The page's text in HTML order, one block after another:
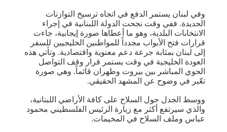
وفي لبنان يستمر الدفع في اتجاه ترسيخ التوازنات
الجديدة. ففي وقت نجحت الدولة اللبنانية في إجراء
الانتخابات البلدية، وهو ما أعطاها صورة إيجابية، جاءت
قرارات فتح الأبواب مجدداً للمواطنين الخليجيين للسفر
إلى لبنان بمثابة جرعة دعم معنوية واقتصادية. وتأتي هذه
العودة الخليجية في وقت يستمر قرار وقف التواصل
الجوي المباشر بين بيروت وطهران قائماً. وهي صورة
تعّبر في وضوح عن المشهد الحقيقي.
ووسط الجدل حول السلاح على كافة الأراضي اللبنانية،
والذي سيرتفع أكثر مع زيارة الرئيس الفلسطيني محمود
عباس وملف السلاح في المخيمات.